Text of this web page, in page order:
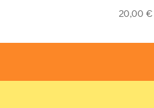
20,00 €